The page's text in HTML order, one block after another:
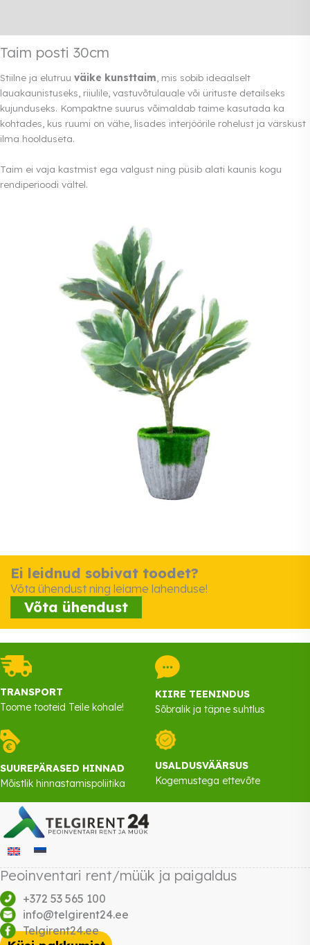
Taim posti 30cm
Stiilne ja elutruu väike kunsttaim , mis sobib ideaalselt
lauakaunistuseks, riiulile, vastuvõtulauale või ürituste detailseks
kujunduseks. Kompaktne suurus võimaldab taime kasutada ka
kohtades, kus ruumi on vähe, lisades interjöörile rohelust ja värskust
ilma hoolduseta.
Taim ei vaja kastmist ega valgust ning püsib alati kaunis kogu
rendiperioodi vältel.
Ei leidnud sobivat toodet?
Võta ühendust ning leiame lahenduse!
Võta ühendust
TRANSPORT
Toome tooteid Teile kohale!
KIIRE TEENINDUS
Sõbralik ja täpne suhtlus
SUUREPÄRASED HINNAD
Mõistlik hinnastamispoliitika
USALDUSVÄÄRSUS
Kogemustega ettevõte
Peoinventari rent/müük ja paigaldus
+372 53 565 100
info@telgirent24.ee
Telgirent24.ee